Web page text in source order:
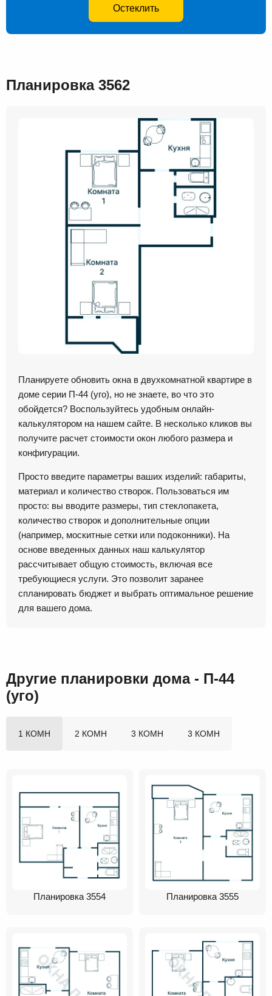
Остеклить
Планировка 3562
Планируете обновить окна в двухкомнатной квартире в
доме серии П-44 (уго), но не знаете, во что это
обойдется? Воспользуйтесь удобным онлайн-
калькулятором на нашем сайте. В несколько кликов вы
получите расчет стоимости окон любого размера и
конфигурации.
Просто введите параметры ваших изделий: габариты,
материал и количество створок. Пользоваться им
просто: вы вводите размеры, тип стеклопакета,
количество створок и дополнительные опции
(например, москитные сетки или подоконники). На
основе введенных данных наш калькулятор
рассчитывает общую стоимость, включая все
требующиеся услуги. Это позволит заранее
спланировать бюджет и выбрать оптимальное решение
для вашего дома.
Другие планировки дома - П-44
(уго)
1 КОМН 2 КОМН 3 КОМН 3 КОМН
Планировка 3554 Планировка 3555